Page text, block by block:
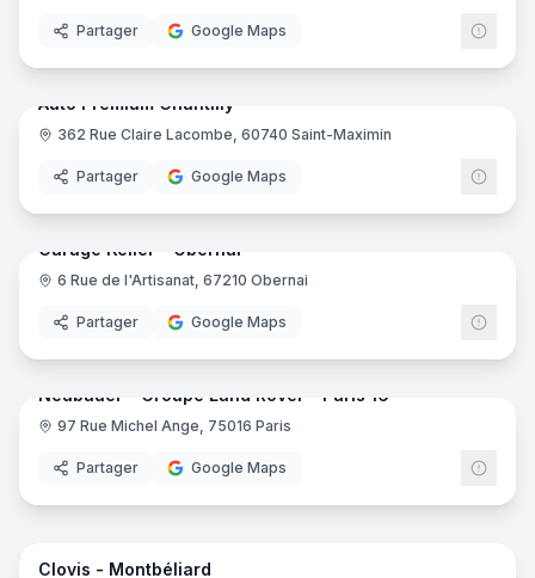
Partager Google Maps
22
Auto Premium Chantilly
362 Rue Claire Lacombe, 60740 Saint-Maximin
Partager Google Maps
18
Garage Keller - Obernai
6 Rue de l'Artisanat, 67210 Obernai
Partager Google Maps
Neubauer - Groupe Land Rover - Paris 16
97 Rue Michel Ange, 75016 Paris
Partager Google Maps
10
Clovis - Montbéliard